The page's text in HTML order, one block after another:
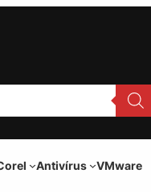
Antivírus VMware